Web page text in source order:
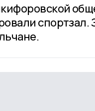
спортзал.